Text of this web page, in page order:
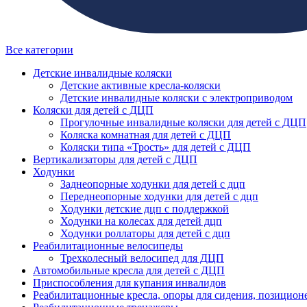
Все категории
Детские инвалидные коляски
Детские активные кресла-коляски
Детские инвалидные коляски с электроприводом
Коляски для детей с ДЦП
Прогулочные инвалидные коляски для детей с ДЦП
Коляска комнатная для детей с ДЦП
Коляски типа «Трость» для детей с ДЦП
Вертикализаторы для детей с ДЦП
Ходунки
Заднеопорные ходунки для детей с дцп
Переднеопорные ходунки для детей с дцп
Ходунки детские дцп с поддержкой
Ходунки на колесах для детей дцп
Ходунки роллаторы для детей с дцп
Реабилитационные велосипеды
Трехколесный велосипед для ДЦП
Автомобильные кресла для детей с ДЦП
Приспособления для купания инвалидов
Реабилитационные кресла, опоры для сидения,